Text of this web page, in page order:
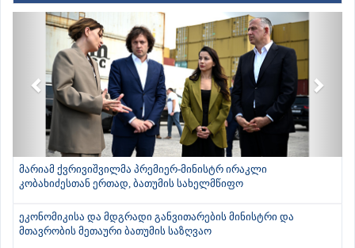
Previous
მარიამ ქვრივიშვილმა პრემიერ-მინისტრ ირაკლი
კობახიძესთან ერთად, ბათუმის სახელმწიფო
ეკონომიკისა და მდგრადი განვითარების მინისტრი და
მთავრობის მეთაური ბათუმის საზღვაო